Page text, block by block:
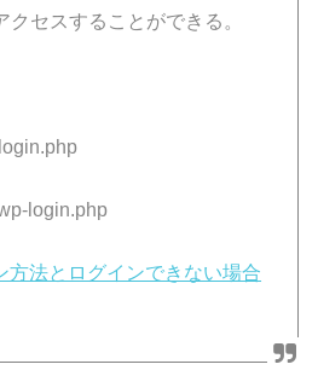
クセスすることができる。
login.php
方法とログインできない場合